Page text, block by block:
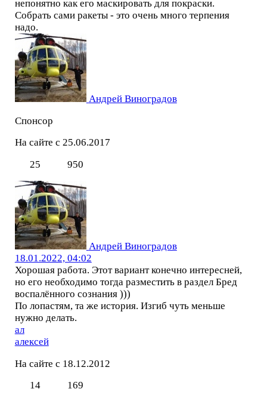
непонятно как его маскировать для покраски.
Собрать сами ракеты - это очень много терпения
надо.
Андрей Виноградов
Спонсор
На сайте с 25.06.2017
25
950
Андрей Виноградов
18.01.2022, 04:02
Хорошая работа. Этот вариант конечно интересней,
но его необходимо тогда разместить в раздел Бред
воспалённого сознания )))
По лопастям, та же история. Изгиб чуть меньше
нужно делать.
ал
алексей
На сайте с 18.12.2012
14
169